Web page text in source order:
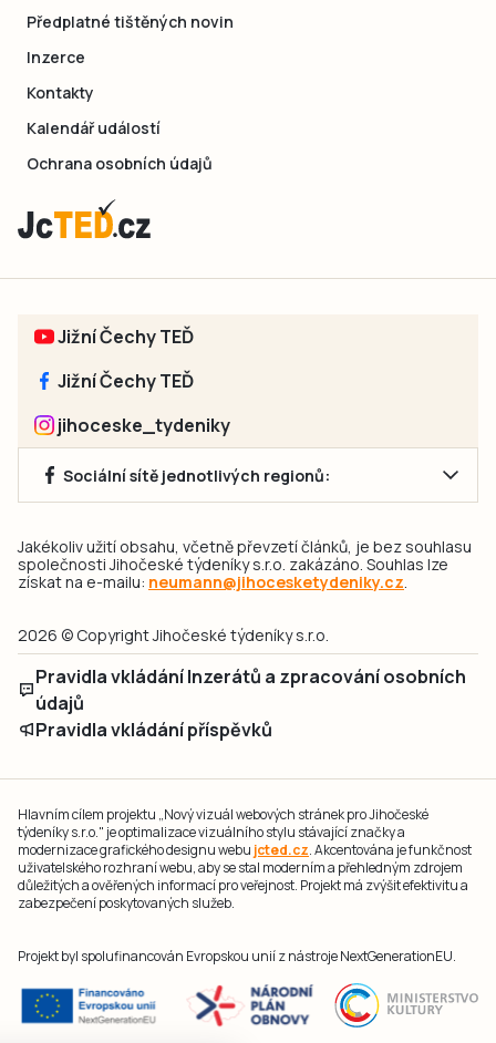
Předplatné tištěných novin
Inzerce
Kontakty
Kalendář událostí
Ochrana osobních údajů
Jižní Čechy TEĎ
Jižní Čechy TEĎ
jihoceske_tydeniky
Sociální sítě jednotlivých regionů:
Jakékoliv užití obsahu, včetně převzetí článků, je bez souhlasu
společnosti Jihočeské týdeníky s.r.o. zakázáno. Souhlas lze
získat na e-mailu: neumann@jihocesketydeniky.cz.
2026 © Copyright Jihočeské týdeníky s.r.o.
Pravidla vkládání Inzerátů a zpracování osobních
údajů
Pravidla vkládání příspěvků
Hlavním cílem projektu „Nový vizuál webových stránek pro Jihočeské
týdeníky s.r.o." je optimalizace vizuálního stylu stávající značky a
modernizace grafického designu webu jcted.cz. Akcentována je funkčnost
uživatelského rozhraní webu, aby se stal moderním a přehledným zdrojem
důležitých a ověřených informací pro veřejnost. Projekt má zvýšit efektivitu a
zabezpečení poskytovaných služeb.
Projekt byl spolufinancován Evropskou unií z nástroje NextGenerationEU.